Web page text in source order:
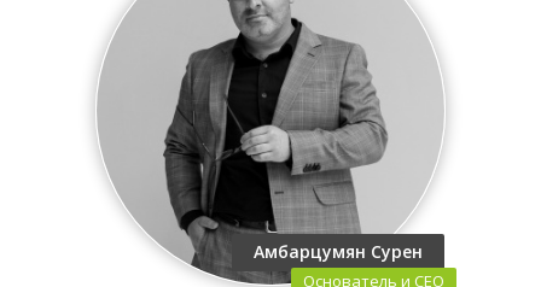
Амбарцумян Сурен
Основатель и CEO